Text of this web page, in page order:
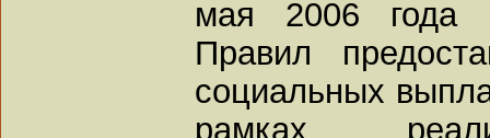
мая 2006 года
Правил
социальных
рамках